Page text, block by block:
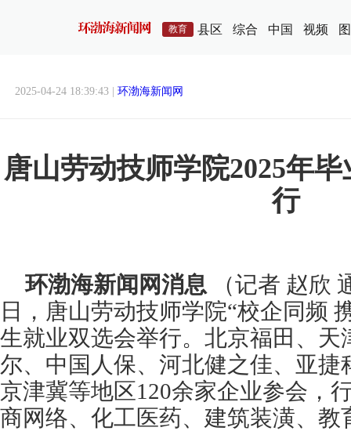
教育 县区 综合 中国 视频
2025-04-24 18:39:43 | 环渤海新闻网
唐山劳动技师学院2025年
行
环渤海新闻网消息 （记者 赵欣
日，唐山劳动技师学院“校企同频
生就业双选会举行。北京福田、天
尔、中国人保、河北健之佳、亚
京津冀等地区120余家企业参会，
商网络、化工医药、建筑装潢、教